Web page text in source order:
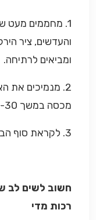
1. מחממים מעט
והעדשים, ציר
ומביאים לרתיחה.
2. מנמיכים את
מכסה במשך 20-30 דקות.
3. לקראת סוף הבישול מוסיפים את עלי המרווה.
חשוב לשים לב
רכות מדי